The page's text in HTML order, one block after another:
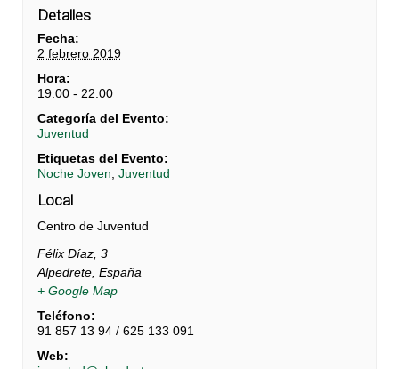
Detalles
Fecha:
2 febrero 2019
Hora:
19:00 - 22:00
Categoría del Evento:
Juventud
Etiquetas del Evento:
Noche Joven Juventud
Local
Centro de Juventud
Félix Díaz, 3
Alpedrete, España
+ Google Map
Teléfono:
91 857 13 94 / 625 133 091
Web: